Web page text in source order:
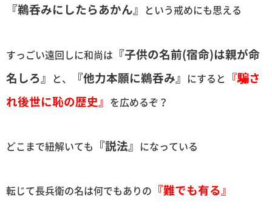
『鵜呑みにしたらあかん』 という戒めにも思える
すっごい遠回しに和尚は 『子供の名前(宿命)は親が命
名しろ』 と、 『他力本願に鵜呑み』 にすると 『騙さ
れ後世に恥の歴史』 を広めるぞ？
どこまで紐解いても 『説法』 になっている
転じて長兵衛の名は何でもありの 『難でも有る』